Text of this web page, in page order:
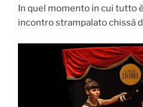
In quel momento in cui tutto
incontro strampalato chissà